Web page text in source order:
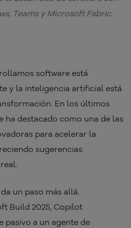
Teams y Microsoft Fabric.
software está
y la inteligencia artificial está
En los últimos
ha destacado como una de las
para acelerar la
sugerencias
un paso más allá.
Build 2025, Copilot
pasivo a un agente de